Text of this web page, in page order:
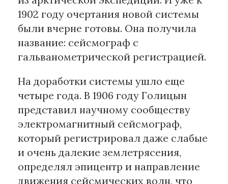
1902 году очертания новой системы
были вчерне готовы. Она получила
название: сейсмограф с
гальванометрической регистрацией.
На доработки системы ушло еще
четыре года. В 1906 году Голицын
представил научному сообществу
электромагнитный сейсмограф,
который регистрировал даже слабые
и очень далекие землетрясения,
определял эпицентр и направление
движения сейсмических волн, что